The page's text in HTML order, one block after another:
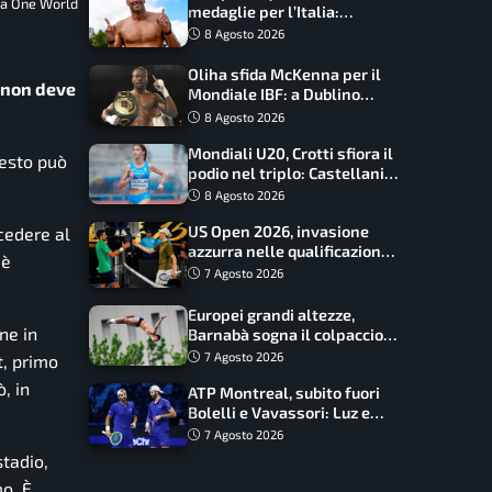
deve
può
al
in
primo
in
È
medaglie per l’Italia:
Paltrinieri guida la staffetta,
grandi altezze
8 Agosto 2026
Oliha sfida McKenna per il
Mondiale IBF: a Dublino
serve l’impresa nella tana
8 Agosto 2026
Mondiali U20, Crotti sfiora il
podio nel triplo: Castellani
da record, Succo in finale
8 Agosto 2026
US Open 2026, invasione
azzurra nelle qualificazioni:
17 italiani a caccia del main
7 Agosto 2026
Europei grandi altezze,
Barnabà sogna il colpaccio:
è leader a metà gara, Baraldi
7 Agosto 2026
ATP Montreal, subito fuori
Bolelli e Vavassori: Luz e
Matos fermano gli azzurri
7 Agosto 2026